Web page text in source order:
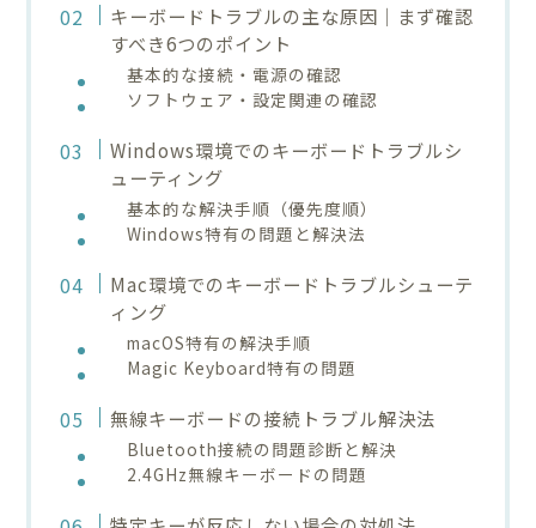
キーボードトラブルの主な原因｜まず確認
すべき6つのポイント
基本的な接続・電源の確認
ソフトウェア・設定関連の確認
Windows環境でのキーボードトラブルシ
ューティング
基本的な解決手順（優先度順）
Windows特有の問題と解決法
Mac環境でのキーボードトラブルシューテ
ィング
macOS特有の解決手順
Magic Keyboard特有の問題
無線キーボードの接続トラブル解決法
Bluetooth接続の問題診断と解決
2.4GHz無線キーボードの問題